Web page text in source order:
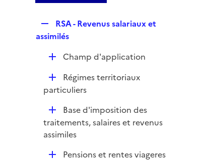
e
l
i
e
r
RSA - Revenus salariaux et
assimilés
D
l
r
Champ d'application
D
é
i
e
Régimes territoriaux
particuliers
D
é
p
Base d'imposition des
traitements, salaires et revenus
assimiles
DPensions et rentes viageres